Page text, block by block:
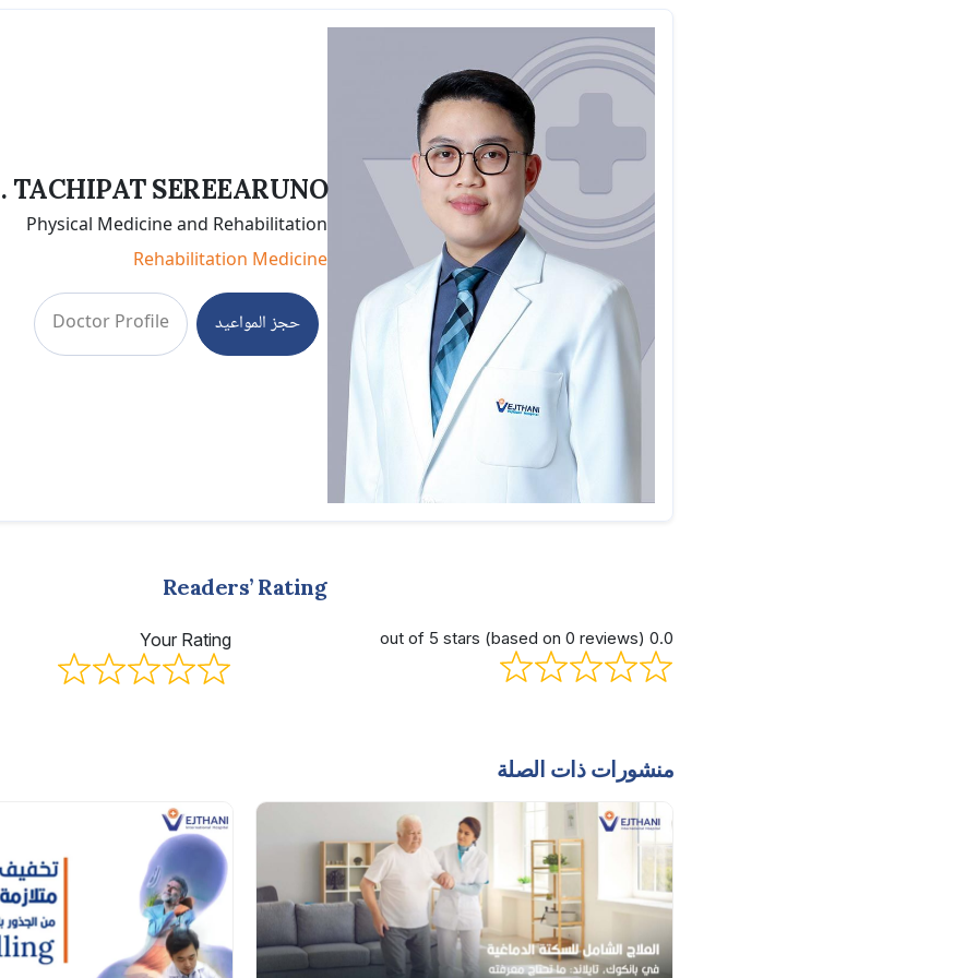
TACHIPAT SEREEARUNO
Physical Medicine and Rehabilitation
Rehabilitation Medicine
حجز المواعيد Doctor Profile
Readers’ Rating
0.0 out of 5 stars (based on 0 reviews)
Your Rating
منشورات ذات الصلة